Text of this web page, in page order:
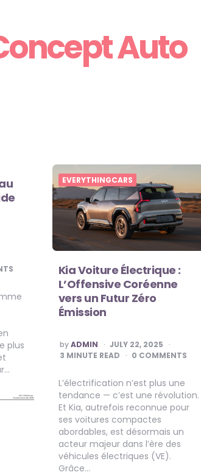
Auto
plus
EVERYTHINGCARS
Kia Voiture Électrique :
L’Offensive Coréenne
vers un Futur Zéro
Émission
POSTED
BY
byADMIN
JULY 22, 2025
3 MINUTE READ 0 COMMENTS
L’électrification n’est plus une
tendance — c’est une révolution.
Et Kia, autrefois reconnue pour
ses voitures compactes
abordables, est désormais un
acteur majeur dans l’ère des
véhicules électriques (VE).
Grâce…